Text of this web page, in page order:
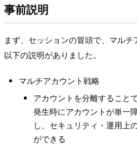
事前説明
まず、セッションの冒頭で、マル
以下の説明がありました。
マルチアカウント戦略
アカウントを分離すること
発生時にアカウントが単一
し、セキュリティ・運用上
ができる